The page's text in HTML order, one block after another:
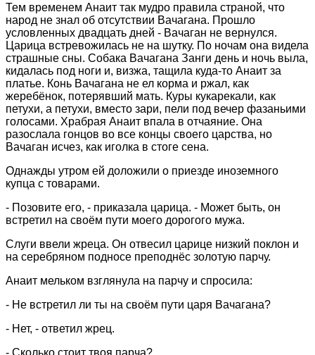
Тем временем Анаит так мудро правила страной, что
народ не знал об отсутствии Вачагана. Прошло
условленных двадцать дней - Вачаган не вернулся.
Царица встревожилась не на шутку. По ночам она видела
страшные сны. Собака Вачагана Занги день и ночь выла,
кидалась под ноги и, визжа, тащила куда-то Анаит за
платье. Конь Вачагана не ел корма и ржал, как
жеребёнок, потерявший мать. Куры кукарекали, как
петухи, а петухи, вместо зари, пели под вечер фазаньими
голосами. Храбрая Анаит впала в отчаяние. Она
разослала гонцов во все концы своего царства, но
Вачаган исчез, как иголка в стоге сена.
Однажды утром ей доложили о приезде иноземного
купца с товарами.
- Позовите его, - приказала царица. - Может быть, он
встретил на своём пути моего дорогого мужа.
Слуги ввели жреца. Он отвесил царице низкий поклон и
на серебряном подносе преподнёс золотую парчу.
Анаит мельком взглянула на парчу и спросила:
- Не встретил ли ты на своём пути царя Вачагана?
- Нет, - ответил жрец.
- Сколько стоит твоя парча?